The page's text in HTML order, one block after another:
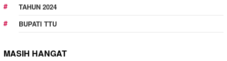
TAHUN 2024
BUPATI TTU
MASIH HANGAT